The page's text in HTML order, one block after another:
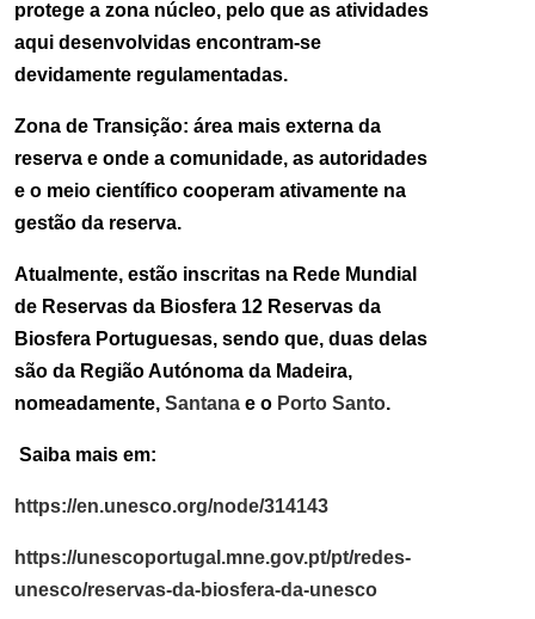
protege a zona núcleo, pelo que as atividades
aqui desenvolvidas encontram-se
devidamente regulamentadas.
Zona de Transição: área mais externa da
reserva e onde a comunidade, as autoridades
e o meio científico cooperam ativamente na
gestão da reserva.
Atualmente, estão inscritas na Rede Mundial
de Reservas da Biosfera 12 Reservas da
Biosfera Portuguesas, sendo que, duas delas
são da Região Autónoma da Madeira,
nomeadamente, Santana e o Porto Santo.
Saiba mais em:
https://en.unesco.org/node/314143
https://unescoportugal.mne.gov.pt/pt/redes-
unesco/reservas-da-biosfera-da-unesco